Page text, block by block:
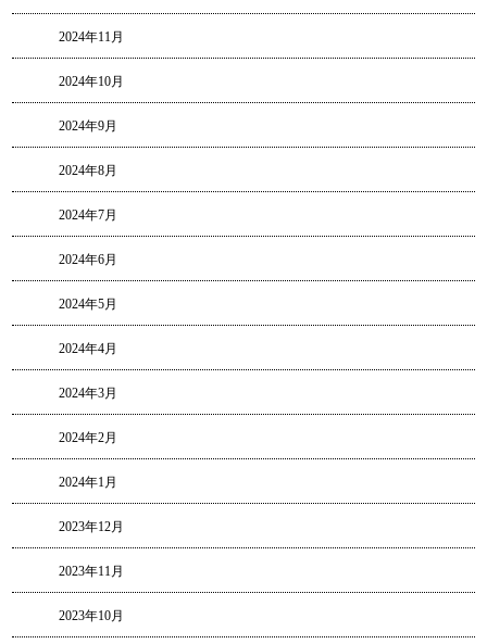
2024年11月
2024年10月
2024年9月
2024年8月
2024年7月
2024年6月
2024年5月
2024年4月
2024年3月
2024年2月
2024年1月
2023年12月
2023年11月
2023年10月